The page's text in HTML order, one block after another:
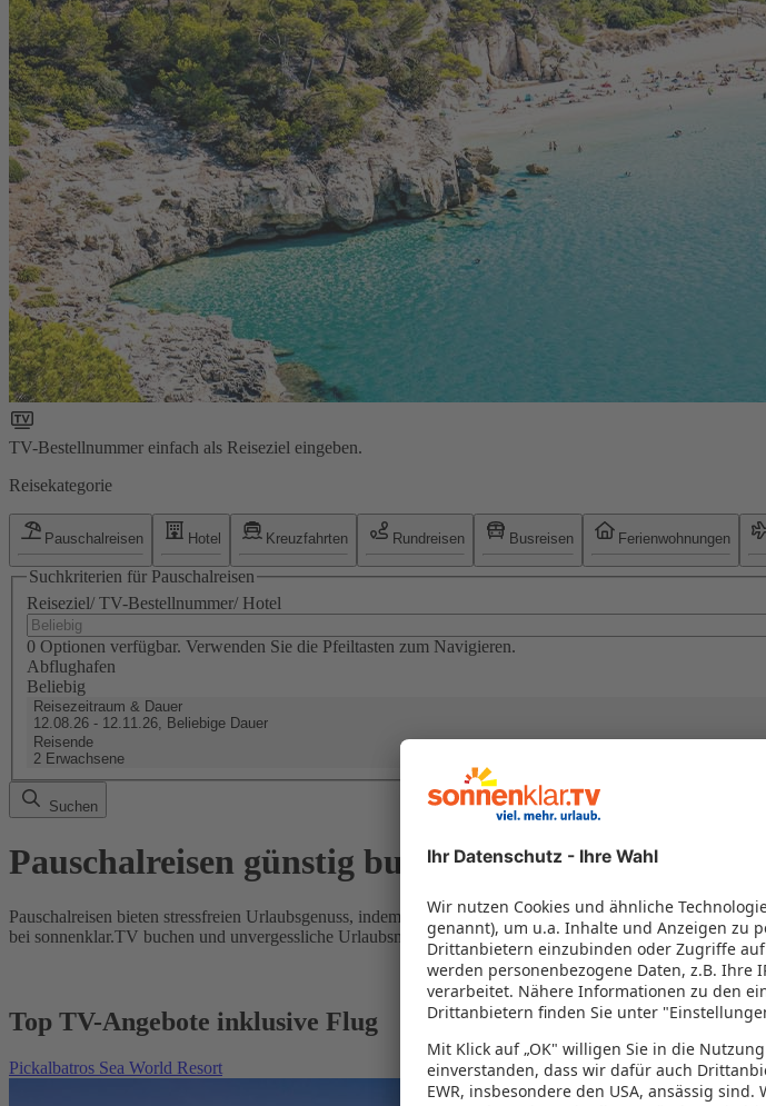
TV-Bestellnummer einfach als Reiseziel eingeben.
Reisekategorie
Pauschalreisen Hotel Kreuzfahrten Rundreisen Busreisen Ferienwohnungen
Suchkriterien für Pauschalreisen
Reiseziel/ TV-Bestellnummer/ Hotel
0 Optionen verfügbar. Verwenden Sie die Pfeiltasten zum Navigieren.
Abflughafen
Beliebig
Reisezeitraum & Dauer
12.08.26 - 12.11.26, Beliebige Dauer
Reisende
2 Erwachsene
Suchen
Pauschalreisen günstig buchen
Pauschalreisen bieten stressfreien Urlaubsgenuss, indem Flug und Hotel in einem Paket kombiniert
bei sonnenklar.TV buchen und unvergessliche Urlaubsmomente erleben!
Top TV-Angebote inklusive Flug
Pickalbatros Sea World Resort